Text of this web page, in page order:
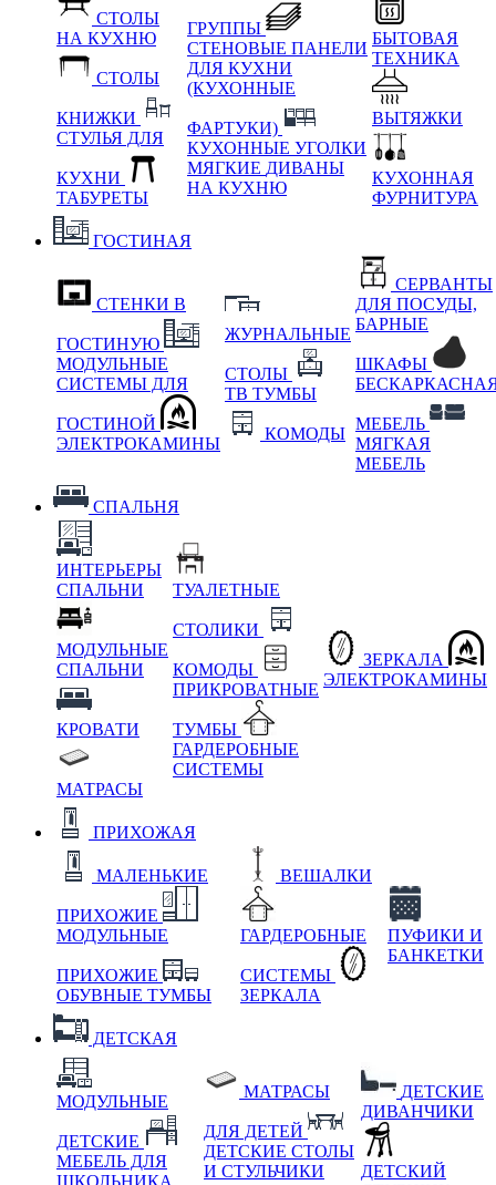
СТОЛЫ
НА КУХНЮ
СТОЛЫ
КНИЖКИ
СТУЛЬЯ ДЛЯ
КУХНИ
ТАБУРЕТЫ
ГРУППЫ
СТЕНОВЫЕ ПАНЕЛИ
ДЛЯ КУХНИ
(КУХОННЫЕ
ФАРТУКИ)
КУХОННЫЕ УГОЛКИ
МЯГКИЕ ДИВАНЫ
НА КУХНЮ
БЫТОВАЯ
ТЕХНИКА
ВЫТЯЖКИ
КУХОННАЯ
ФУРНИТУРА
ГОСТИНАЯ
СТЕНКИ В
ГОСТИНУЮ
МОДУЛЬНЫЕ
СИСТЕМЫ ДЛЯ
ГОСТИНОЙ
ЭЛЕКТРОКАМИНЫ
ЖУРНАЛЬНЫЕ
СТОЛЫ
ТВ ТУМБЫ
КОМОДЫ
СЕРВАНТЫ
ДЛЯ ПОСУДЫ,
БАРНЫЕ
ШКАФЫ
МЕБЕЛЬ
МЯГКАЯ
МЕБЕЛЬ
СПАЛЬНЯ
ИНТЕРЬЕРЫ
СПАЛЬНИ
МОДУЛЬНЫЕ
СПАЛЬНИ
КРОВАТИ
МАТРАСЫ
ТУАЛЕТНЫЕ
СТОЛИКИ
КОМОДЫ
ПРИКРОВАТНЫЕ
ТУМБЫ
ГАРДЕРОБНЫЕ
СИСТЕМЫ
ЗЕРКАЛА
ЭЛЕКТРОКАМИНЫ
ПРИХОЖАЯ
МАЛЕНЬКИЕ
ПРИХОЖИЕ
МОДУЛЬНЫЕ
ПРИХОЖИЕ
ОБУВНЫЕ ТУМБЫ
ВЕШАЛКИ
ГАРДЕРОБНЫЕ
СИСТЕМЫ
ЗЕРКАЛА
ПУФИКИ И
БАНКЕТКИ
ДЕТСКАЯ
МОДУЛЬНЫЕ
ДЕТСКИЕ
МЕБЕЛЬ ДЛЯ
МАТРАСЫ
ДЛЯ ДЕТЕЙ
ДЕТСКИЕ СТОЛЫ
И СТУЛЬЧИКИ
ДЕТСКИЕ
ДИВАНЧИКИ
ДЕТСКИЙ